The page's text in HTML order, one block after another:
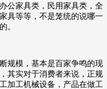
公家具类，民用家具类，全
具等等，不是笼统的说哪一
。
规模，基本是百家争鸣的现
其实对于消费者来说，正规
加工机械设备，产品在做工